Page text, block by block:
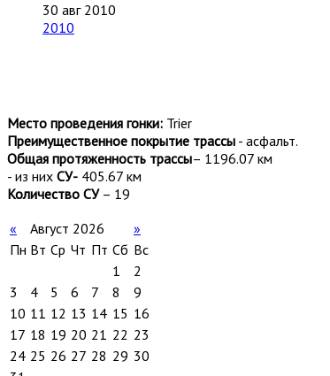
30 авг 2010
2010
Место проведения гонки: Trier
Преимущественное покрытие трассы - асфальт.
Общая протяженность трассы– 1196.07 км
- из них СУ- 405.67 км
Количество СУ– 19
«
Август 2026
»
Пн Вт Ср Чт Пт Сб Вс
1
2
3
4 5 6 7 8
9
10 11 12 13 14 15 16
17 18 19 20 21 22 23
24 25 26 27 28 29 30